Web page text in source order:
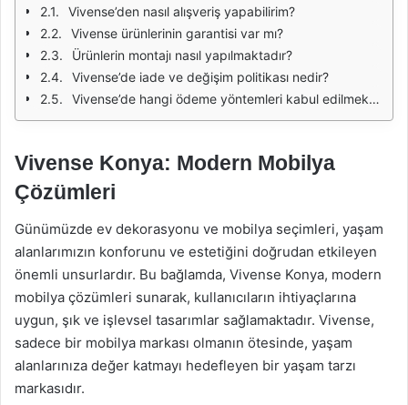
Vivense’den nasıl alışveriş yapabilirim?
Vivense ürünlerinin garantisi var mı?
Ürünlerin montajı nasıl yapılmaktadır?
Vivense’de iade ve değişim politikası nedir?
Vivense’de hangi ödeme yöntemleri kabul edilmektedir?
Vivense Konya: Modern Mobilya
Çözümleri
Günümüzde ev dekorasyonu ve mobilya seçimleri, yaşam
alanlarımızın konforunu ve estetiğini doğrudan etkileyen
önemli unsurlardır. Bu bağlamda, Vivense Konya, modern
mobilya çözümleri sunarak, kullanıcıların ihtiyaçlarına
uygun, şık ve işlevsel tasarımlar sağlamaktadır. Vivense,
sadece bir mobilya markası olmanın ötesinde, yaşam
alanlarınıza değer katmayı hedefleyen bir yaşam tarzı
markasıdır.